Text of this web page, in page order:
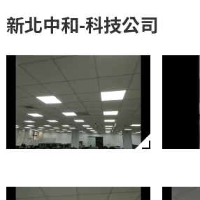
新北中和-科技公司